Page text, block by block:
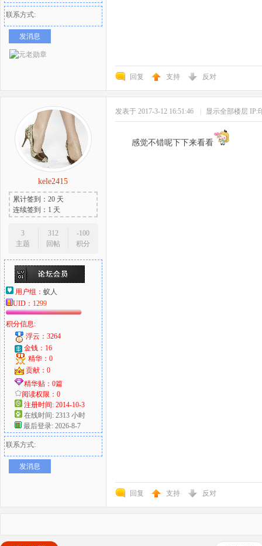
联系方式:
发消息
回复 支持 反对
kele2415
累计签到：20 天
连续签到：1 天
3
主题
312
回帖
-100
积分
用户组： 蚁人
UID： 1299
积分信息:
浮云：3264
金钱：16
精华：0
贡献：0
精华贴：0篇
阅读权限：0
注册时间: 2014-10-3
在线时间: 2313 小时
最后登录: 2026-8-7
联系方式:
发消息
发表于 2017-3-12 16:51:46 显示全部楼层 IP:
感觉不错呢下下来看看
回复 支持 反对